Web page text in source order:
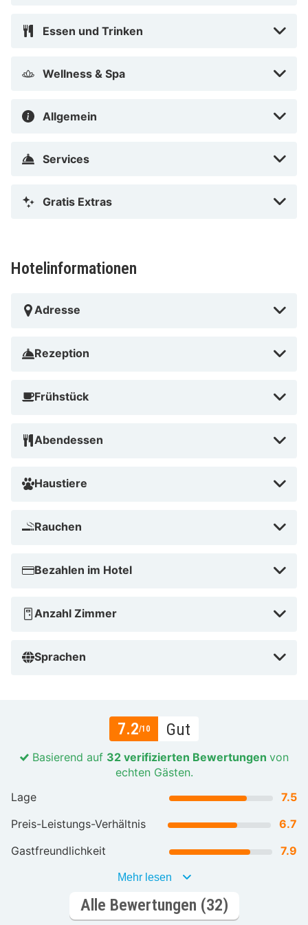
Essen und Trinken
Wellness & Spa
Allgemein
Services
Gratis Extras
Hotelinformationen
Adresse
Rezeption
Frühstück
Abendessen
Haustiere
Rauchen
Bezahlen im Hotel
Anzahl Zimmer
Sprachen
7.2/10 Gut
Basierend auf 32 verifizierten Bewertungen von
echten Gästen.
Lage
7.5
Preis-Leistungs-Verhältnis
6.7
Gastfreundlichkeit
7.9
Mehr lesen
Alle Bewertungen (32)